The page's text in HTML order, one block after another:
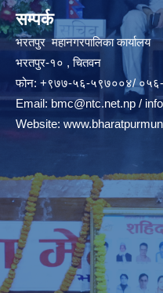
सम्पर्क
भरतपुर महानगरपालिका कार्यालय
भरतपुर-१० , चितवन
फोन: +९७७-५६-५९७००४/
Email:bmc@ntc.net.np /
Website: